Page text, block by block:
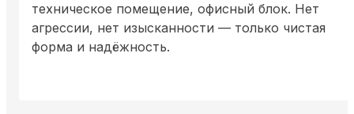
техническое помещение, офисный блок. Нет
агрессии, нет изысканности — только чистая
форма и надёжность.